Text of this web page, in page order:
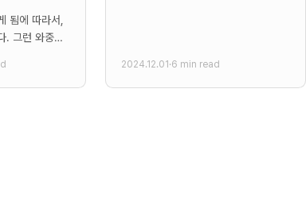
됨에 따라서,
. 그런 와중에
.
2024.12.01 ·6 min read